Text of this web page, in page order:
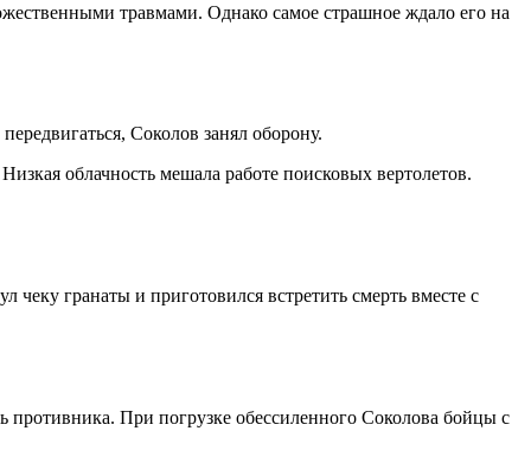
травмами. Однако самое страшное ждало его на
Соколов занял оборону.
облачность мешала работе поисковых вертолетов.
гранаты и приготовился встретить смерть вместе с
противника. При погрузке обессиленного Соколова бойцы с